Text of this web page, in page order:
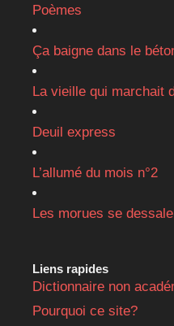
Poèmes
Ça baigne dans le
La vieille qui marchait
Deuil express
L’allumé du mois n°2
Les morues se
Liens rapides
Dictionnaire non
Pourquoi ce site?